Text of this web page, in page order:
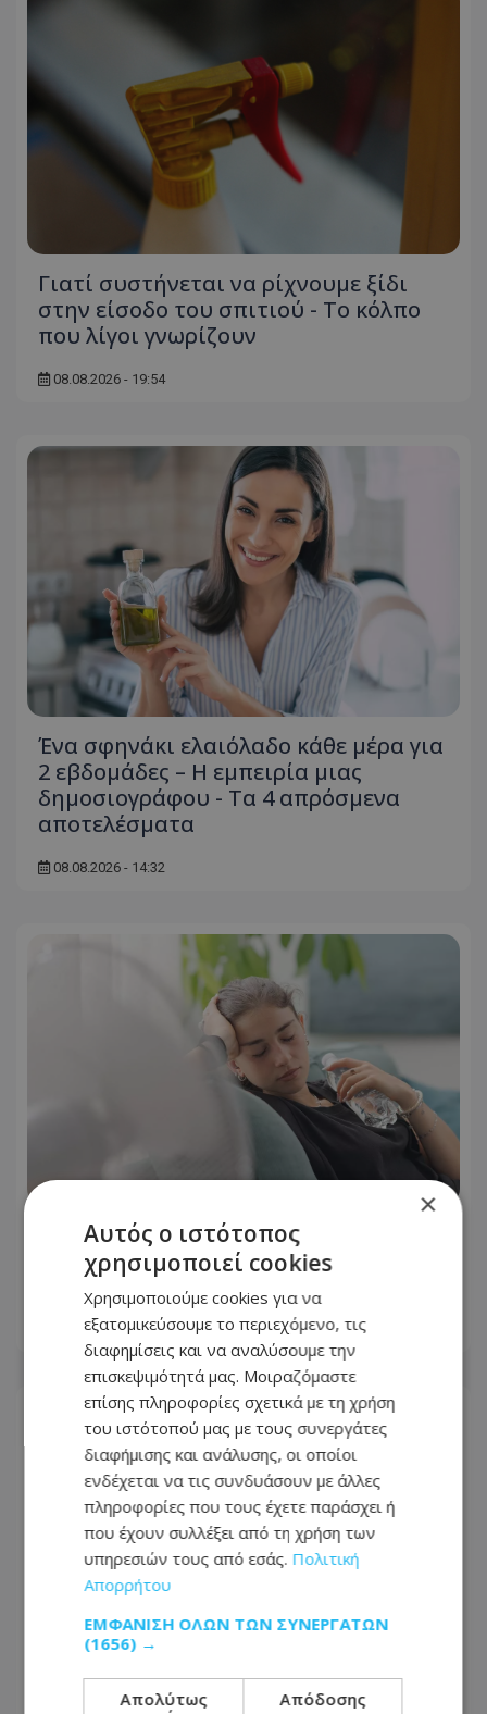
Γιατί συστήνεται να ρίχνουμε ξίδι
στην είσοδο του σπιτιού - Το κόλπο
που λίγοι γνωρίζουν
08.08.2026 - 19:54
Ένα σφηνάκι ελαιόλαδο κάθε μέρα για
2 εβδομάδες – Η εμπειρία μιας
δημοσιογράφου - Τα 4 απρόσμενα
αποτελέσματα
08.08.2026 - 14:32
Kαύσωνας: Ένας καθηγητής δίνει
συμβουλές για να μην εξαντληθούμε
από τη ζέστη
07.08.2026 - 23:58
«Βγήκα χάλια!»: Γιατί δεν μας
×
Αυτός ο ιστότοπος
χρησιμοποιεί cookies
Χρησιμοποιούμε cookies για να
εξατομικεύσουμε το περιεχόμενο, τις
διαφημίσεις και να αναλύσουμε την
επισκεψιμότητά μας. Μοιραζόμαστε
επίσης πληροφορίες σχετικά με τη χρήση
του ιστότοπού μας με τους συνεργάτες
διαφήμισης και ανάλυσης, οι οποίοι
ενδέχεται να τις συνδυάσουν με άλλες
πληροφορίες που τους έχετε παράσχει ή
που έχουν συλλέξει από τη χρήση των
υπηρεσιών τους από εσάς. Πολιτική
Απορρήτου
ΕΜΦΆΝΙΣΗ ΌΛΩΝ ΤΩΝ ΣΥΝΕΡΓΑΤΏΝ
(1656) →
Απολύτως
Απόδοσης